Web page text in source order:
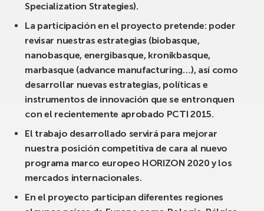
Specialization Strategies).
La participación en el proyecto pretende: poder
revisar nuestras estrategias (biobasque,
nanobasque, energibasque, kronikbasque,
marbasque (advance manufacturing…), así como
desarrollar nuevas estrategias, políticas e
instrumentos de innovación que se entronquen
con el recientemente aprobado PCTI 2015.
El trabajo desarrollado servirá para mejorar
nuestra posición competitiva de cara al nuevo
programa marco europeo HORIZON 2020 y los
mercados internacionales.
En el proyecto participan diferentes regiones